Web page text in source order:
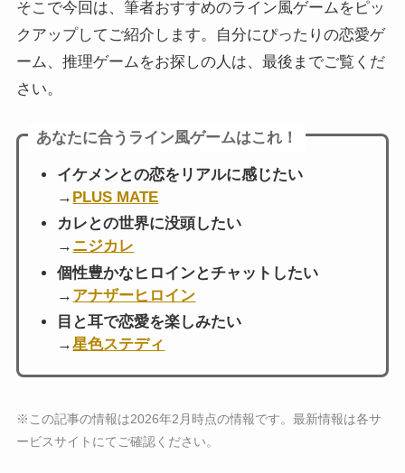
そこで今回は、筆者おすすめのライン風ゲームをピッ
クアップしてご紹介します。自分にぴったりの恋愛ゲ
ーム、推理ゲームをお探しの人は、最後までご覧くだ
さい。
あなたに合うライン風ゲームはこれ！
イケメンとの恋をリアルに感じたい
→ PLUS MATE
カレとの世界に没頭したい
→ ニジカレ
個性豊かなヒロインとチャットしたい
→ アナザーヒロイン
目と耳で恋愛を楽しみたい
→星色ステディ
※この記事の情報は2026年2月時点の情報です。最新情報は各サ
ービスサイトにてご確認ください。